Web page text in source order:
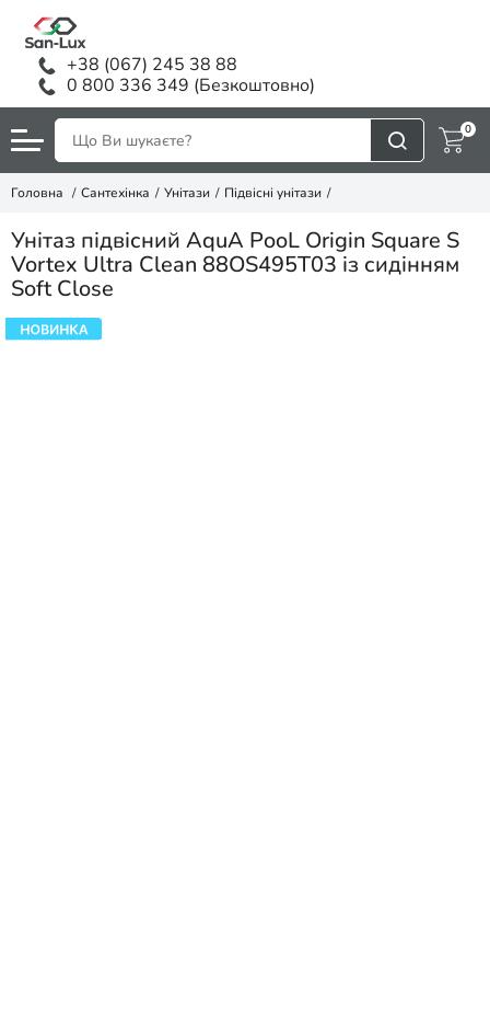
+38 (067) 245 38 88
0 800 336 349 (Безкоштовно)
0
Головна Сантехінка Унітази Підвісні унітази
Унітаз підвісний AquA PooL Origin Square S
Vortex Ultra Clean 88OS495T03 із сидінням
Soft Close